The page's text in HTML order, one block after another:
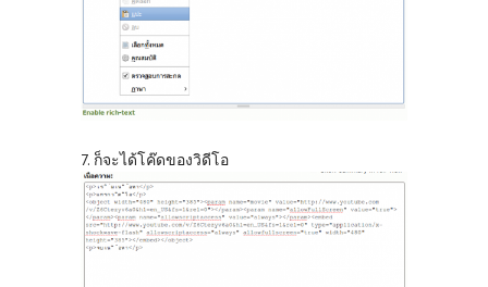
7. ก็จะได้โค๊ดของวิดีโอ